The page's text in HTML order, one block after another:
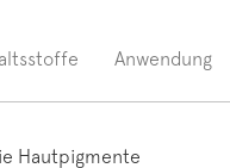
Anwendung
Hautpigmente